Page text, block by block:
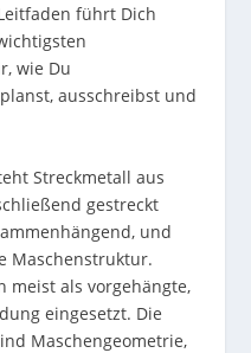
führt Dich
wie Du
ausschreibst und
Streckmetall aus
gestreckt
und
Maschenstruktur.
meist als vorgehängte,
eingesetzt. Die
Maschengeometrie,